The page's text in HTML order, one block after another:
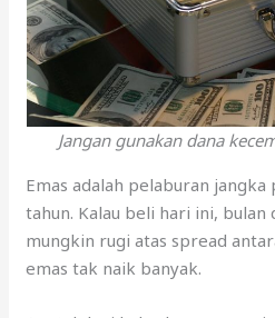
Jangan gunakan dana
Emas adalah pelaburan
tahun. Kalau beli hari ini,
mungkin rugi atas spread
emas tak naik banyak.
Apatah lagi kalau harga emas
Sebelum pilih nak menyimpan